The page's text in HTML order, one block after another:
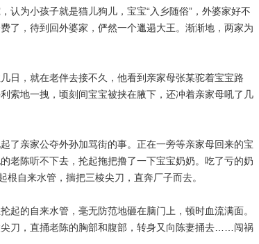
认为小孩子就是猫儿狗儿，宝宝“入乡随俗”，外婆家好不
了，待到回外婆家，俨然一个邋遢大王。渐渐地，两家为
，就在老伴去接不久，他看到亲家母张某驼着宝宝路
索地一拽，顷刻间宝宝被挟在腋下，还冲着亲家母吼了几
亲家公夺外孙加骂街的事。正在一旁等亲家母回来的宝
老陈听不下去，抡起拖把撸了一下宝宝奶奶。吃了亏的奶
根自来水管，揣把三棱尖刀，直奔厂子而去。
的自来水管，毫无防范地砸在脑门上，顿时血流满面。
刀，直捅老陈的胸部和腹部，转身又向陈妻捅去……闯祸